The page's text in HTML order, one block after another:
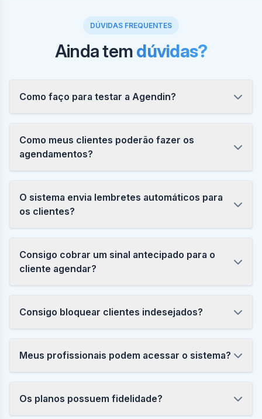
DÚVIDAS FREQUENTES
Ainda temdúvidas?
Como faço para testar a Agendin?
Como meus clientes poderão fazer os
agendamentos?
O sistema envia lembretes automáticos para
os clientes?
Consigo cobrar um sinal antecipado para o
cliente agendar?
Consigo bloquear clientes indesejados?
Meus profissionais podem acessar o sistema?
Os planos possuem fidelidade?